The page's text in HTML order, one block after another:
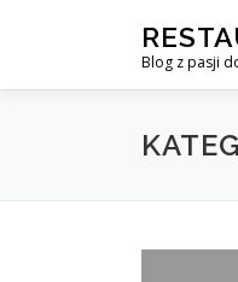
Blog z pasji